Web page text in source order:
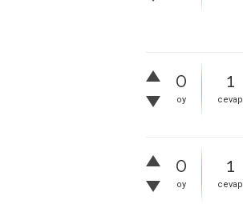
0
oy
1
cevap
0
oy
1
cevap